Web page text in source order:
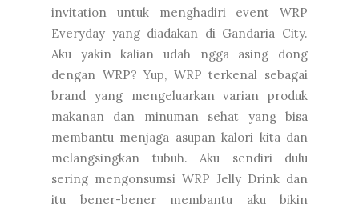
invitation untuk menghadiri event WRP
Everyday yang diadakan di Gandaria City.
Aku yakin kalian udah ngga asing dong
dengan WRP? Yup, WRP terkenal sebagai
brand yang mengeluarkan varian produk
makanan dan minuman sehat yang bisa
membantu menjaga asupan kalori kita dan
melangsingkan tubuh. Aku sendiri dulu
sering mengonsumsi WRP Jelly Drink dan
itu bener-bener membantu aku bikin